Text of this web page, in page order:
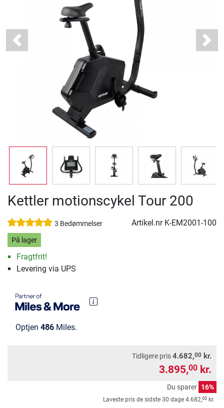
Previous Next
Kettler motionscykel Tour 200
3 Bedømmelser Artikel.nr K-EM2001-100
På lager
Fragtfrit!
Levering via UPS
Optjen 486 Miles.
Tidligere pris4.682,00 kr.
3.895,00 kr.
Du sparer 16%
Laveste pris de sidste 30 dage 4.682,00 kr.